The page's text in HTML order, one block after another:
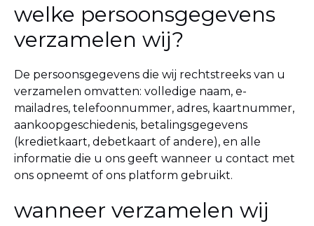
welke persoonsgegevens
verzamelen wij?
De persoonsgegevens die wij rechtstreeks van u
verzamelen omvatten: volledige naam, e-
mailadres, telefoonnummer, adres, kaartnummer,
aankoopgeschiedenis, betalingsgegevens
(kredietkaart, debetkaart of andere), en alle
informatie die u ons geeft wanneer u contact met
ons opneemt of ons platform gebruikt.
wanneer verzamelen wij